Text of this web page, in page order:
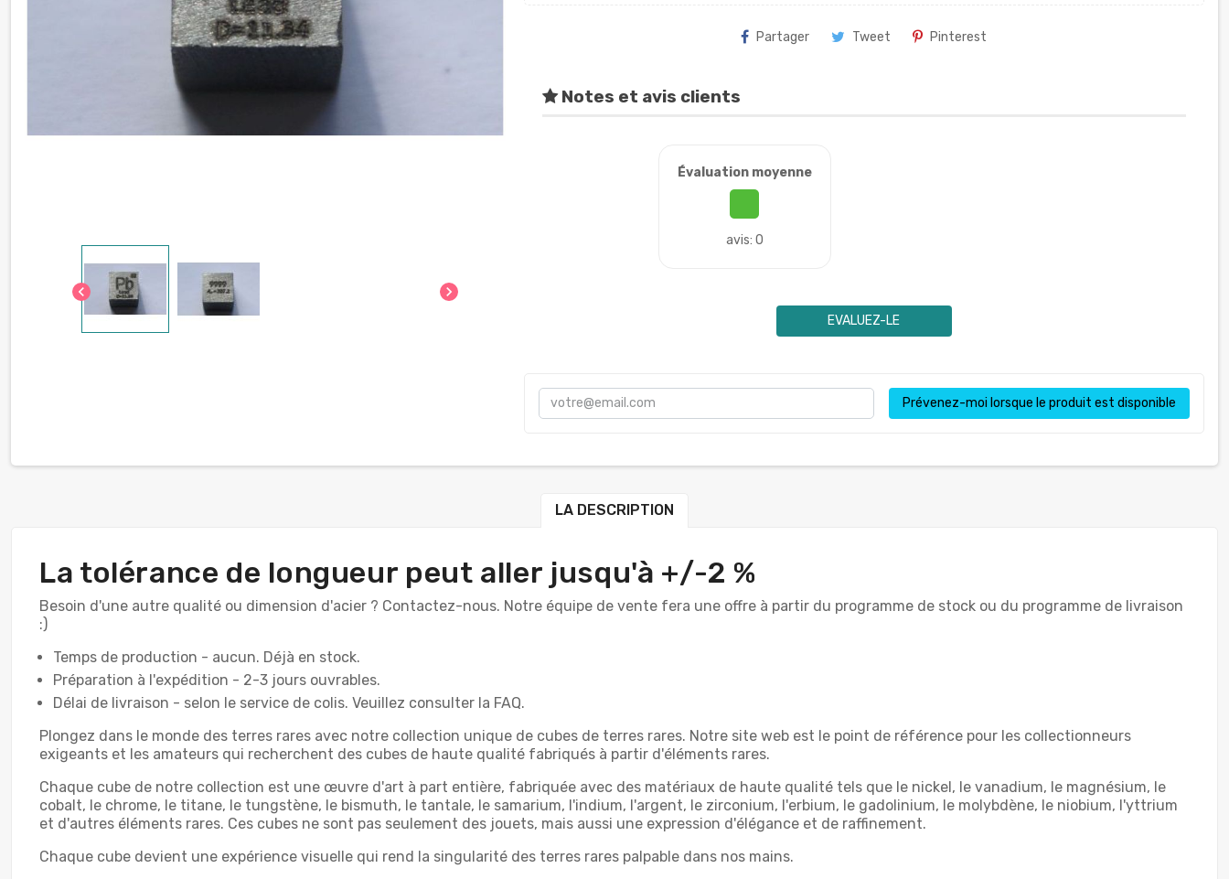
chevron_left chevron_right
Partager Tweet Pinterest
Notes et avis clients
Évaluation moyenne
avis: 0
EVALUEZ-LE
Prévenez-moi lorsque le produit est disponible
LA DESCRIPTION
La tolérance de longueur peut aller jusqu'à +/-2 %
Besoin d'une autre qualité ou dimension d'acier ? Contactez-nous. Notre équipe de vente fera une offre à partir du programme de stock ou du programme de livraison
:)
Temps de production - aucun. Déjà en stock.
Préparation à l'expédition - 2-3 jours ouvrables.
Délai de livraison - selon le service de colis. Veuillez consulter la FAQ.
Plongez dans le monde des terres rares avec notre collection unique de cubes de terres rares. Notre site web est le point de référence pour les collectionneurs
exigeants et les amateurs qui recherchent des cubes de haute qualité fabriqués à partir d'éléments rares.
Chaque cube de notre collection est une œuvre d'art à part entière, fabriquée avec des matériaux de haute qualité tels que le nickel, le vanadium, le magnésium, le
cobalt, le chrome, le titane, le tungstène, le bismuth, le tantale, le samarium, l'indium, l'argent, le zirconium, l'erbium, le gadolinium, le molybdène, le niobium, l'yttrium
et d'autres éléments rares. Ces cubes ne sont pas seulement des jouets, mais aussi une expression d'élégance et de raffinement.
Chaque cube devient une expérience visuelle qui rend la singularité des terres rares palpable dans nos mains.